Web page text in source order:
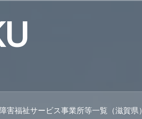
害福祉サービス事業所等一覧（滋賀県）